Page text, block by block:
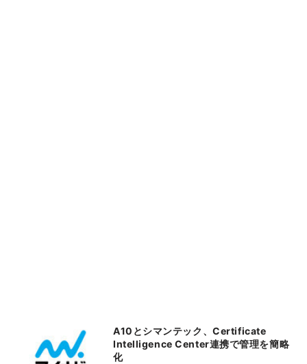
A10とシマンテック、Certificate
Intelligence Center連携で管理を簡略
化